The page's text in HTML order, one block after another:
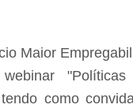
Maior
como